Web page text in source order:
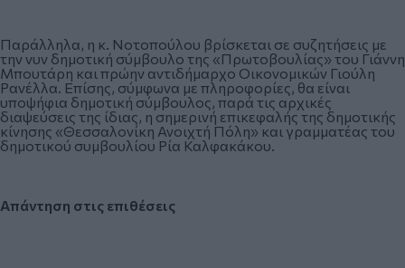
Παράλληλα, η κ. Νοτοπούλου βρίσκεται σε συζητήσεις με
την νυν δημοτική σύμβουλο της «Πρωτοβουλίας» του Γιάννη
Μπουτάρη και πρώην αντιδήμαρχο Οικονομικών Γιούλη
Ρανέλλα. Επίσης, σύμφωνα με πληροφορίες, θα είναι
υποψήφια δημοτική σύμβουλος, παρά τις αρχικές
διαψεύσεις της ίδιας, η σημερινή επικεφαλής της δημοτικής
κίνησης «Θεσσαλονίκη Ανοιχτή Πόλη» και γραμματέας του
δημοτικού συμβουλίου Ρία Καλφακάκου.
Απάντηση στις επιθέσεις